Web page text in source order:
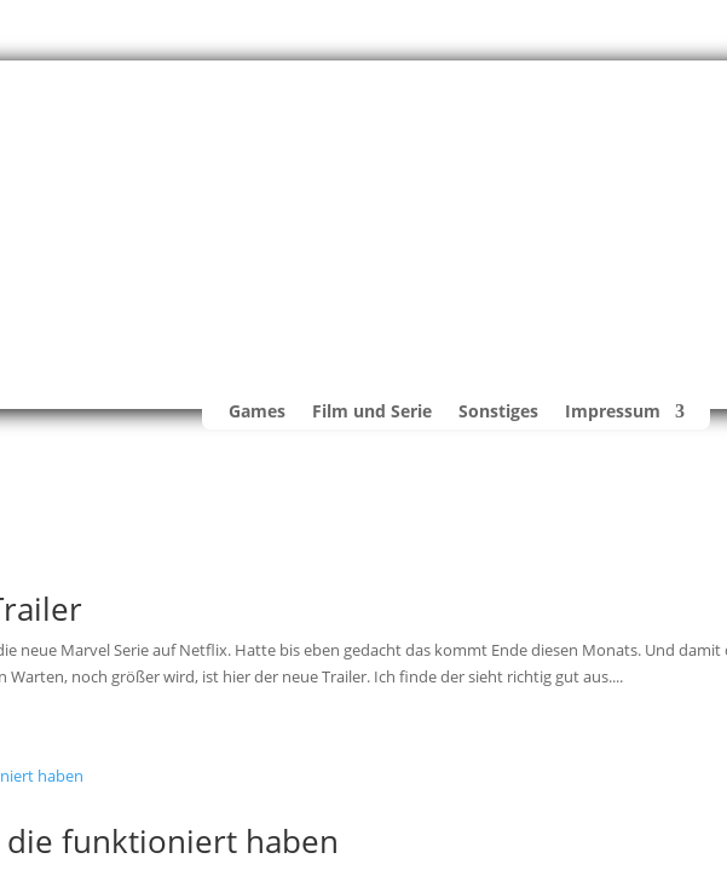
Games Film und Serie Sonstiges Impressum
neue Marvel Serie auf Netflix. Hatte bis eben gedacht das kommt Ende diesen Monats. Und damit
Warten, noch größer wird, ist hier der neue Trailer. Ich finde der sieht richtig gut aus....
die funktioniert haben